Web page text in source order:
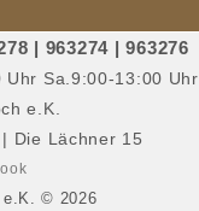
| 963274 | 963276
Uhr Sa.9:00-13:00 Uhr
e.K.
Die Lächner 15
e.K. © 2026